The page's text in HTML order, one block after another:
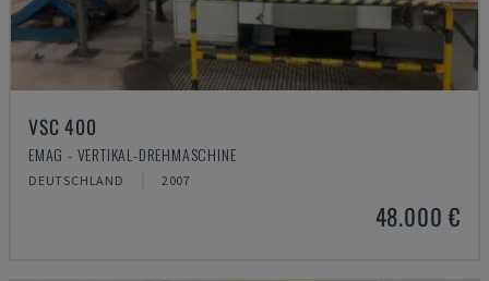
VSC 400
EMAG - VERTIKAL-DREHMASCHINE
DEUTSCHLAND 2007
48.000 €